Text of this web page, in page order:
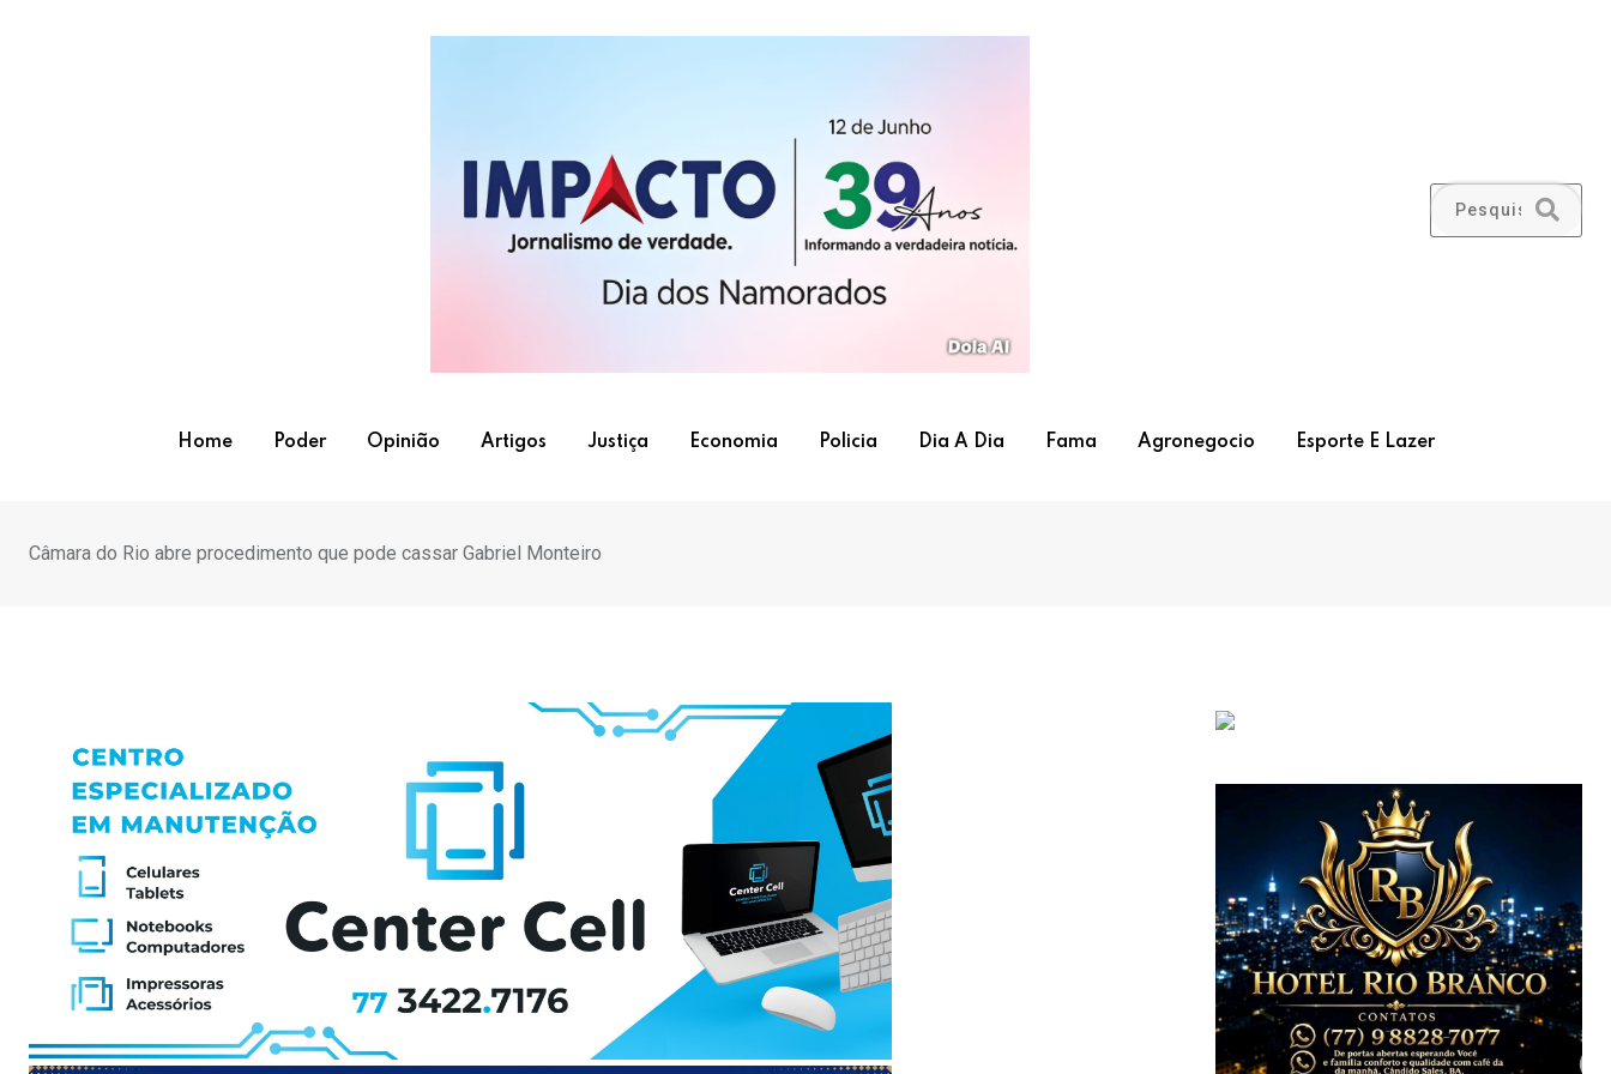
Home Poder Opinião Artigos Justiça Economia Policia Dia A Dia Fama Agronegocio Esporte E Lazer
Câmara do Rio abre procedimento que pode cassar Gabriel Monteiro